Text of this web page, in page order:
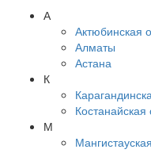
А
Актюбинская
Алматы
Астана
К
Костанайская
М